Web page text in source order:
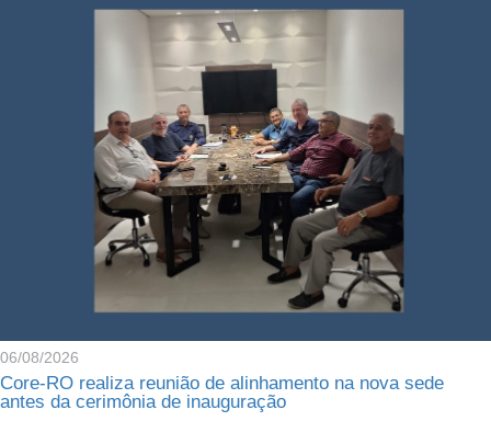
06/08/2026
Core-RO realiza reunião de alinhamento na nova sede
antes da cerimônia de inauguração